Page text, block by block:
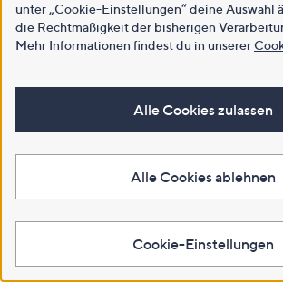
unter „Cookie-Einstellungen“ deine Auswahl
die Rechtmäßigkeit der bisherigen
Mehr Informationen findest du in unserer
Alle Cookies zulassen
Alle Cookies ablehnen
Cookie-Einstellungen